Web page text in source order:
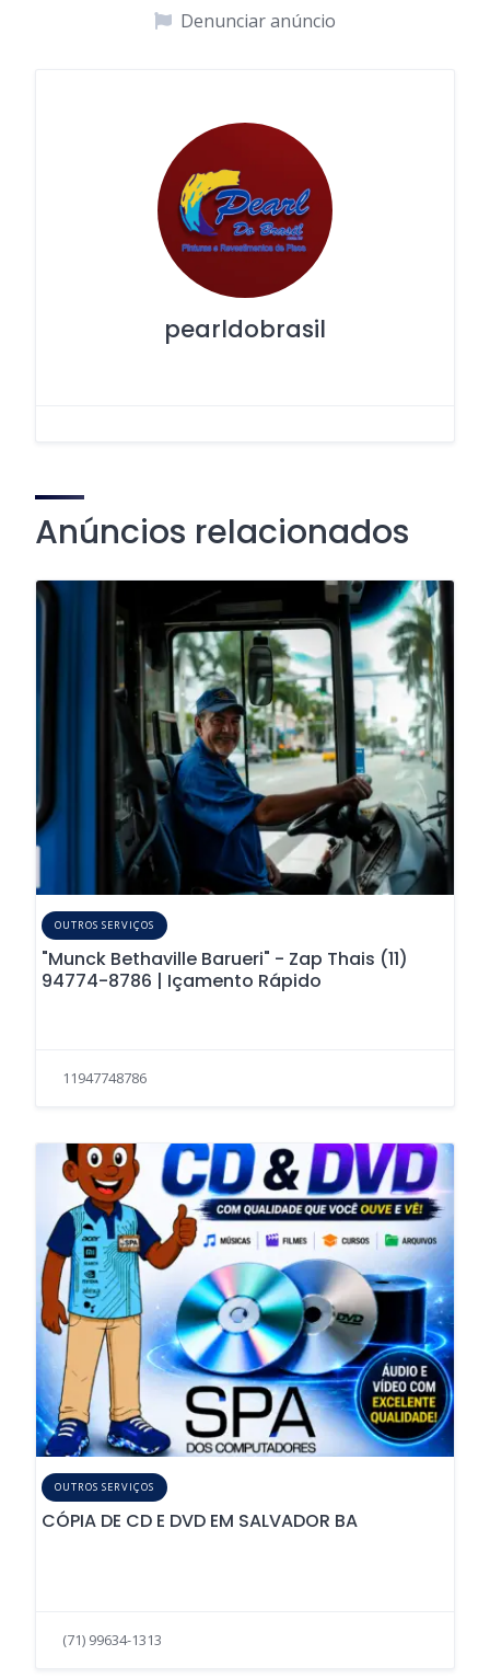
Denunciar anúncio
pearldobrasil
Anúncios relacionados
OUTROS SERVIÇOS
"Munck Bethaville Barueri" - Zap Thais (11)
94774-8786 | Içamento Rápido
11947748786
OUTROS SERVIÇOS
CÓPIA DE CD E DVD EM SALVADOR BA
(71) 99634-1313